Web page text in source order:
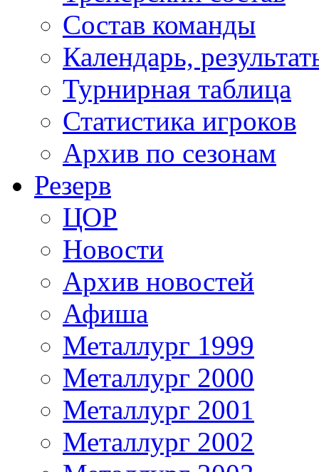
Состав команды
Календарь,
Турнирная таблица
Статистика игроков
Архив по сезонам
Резерв
ЦОР
Новости
Архив новостей
Афиша
Металлург 1999
Металлург 2000
Металлург 2001
Металлург 2002